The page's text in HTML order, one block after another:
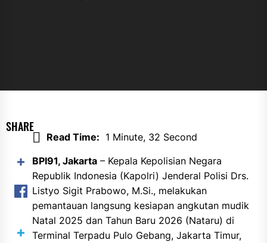
SHARE
Read Time: 1 Minute, 32 Second
BPI91, Jakarta– Kepala Kepolisian Negara
Republik Indonesia (Kapolri) Jenderal Polisi Drs.
Listyo Sigit Prabowo, M.Si., melakukan
pemantauan langsung kesiapan angkutan mudik
Natal 2025 dan Tahun Baru 2026 (Nataru) di
Terminal Terpadu Pulo Gebang, Jakarta Timur,